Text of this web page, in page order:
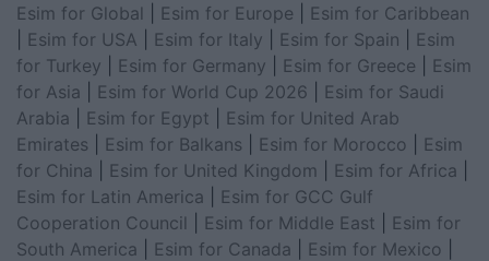
Esim for Global Esim for Europe
Esim for Caribbean
Esim for USA Esim for Italy Esim for Spain
Esim
for Turkey
Esim for Germany Esim for Greece
Esim
for Asia
Esim for World Cup 2026
Esim for Saudi
Arabia
Esim for Egypt
Esim for United Arab
Emirates
Esim for Balkans Esim for Morocco
Esim
for China
Esim for United Kingdom Esim for Africa
Esim for Latin America
Esim for GCC Gulf
Cooperation Council
Esim for Middle East
Esim for
South America
Esim for Canada Esim for Mexico